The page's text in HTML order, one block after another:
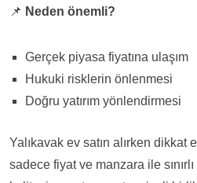
📌 Neden önemli?
Gerçek piyasa fiyatına ulaşım
Hukuki risklerin önlenmesi
Doğru yatırım yönlendirmesi
Yalıkavak ev satın alırken dikkat
sadece fiyat ve manzara ile